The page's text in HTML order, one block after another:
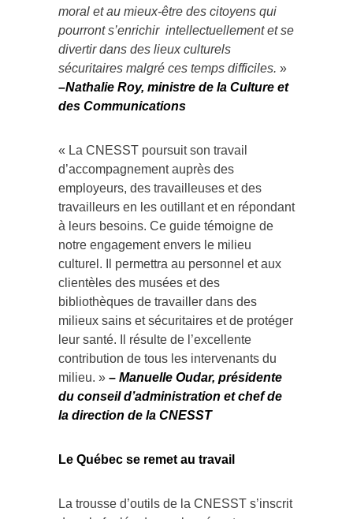
moral et au mieux-être des citoyens qui
pourront s’enrichir intellectuellement et se
divertir dans des lieux culturels
sécuritaires malgré ces temps difficiles. »
–Nathalie Roy, ministre de la Culture et
des Communications
« La CNESST poursuit son travail
d’accompagnement auprès des
employeurs, des travailleuses et des
travailleurs en les outillant et en répondant
à leurs besoins. Ce guide témoigne de
notre engagement envers le milieu
culturel. Il permettra au personnel et aux
clientèles des musées et des
bibliothèques de travailler dans des
milieux sains et sécuritaires et de protéger
leur santé. Il résulte de l’excellente
contribution de tous les intervenants du
milieu. » – Manuelle Oudar, présidente
du conseil d’administration et chef de
la direction de la CNESST
Le Québec se remet au travail
La trousse d’outils de la CNESST s’inscrit